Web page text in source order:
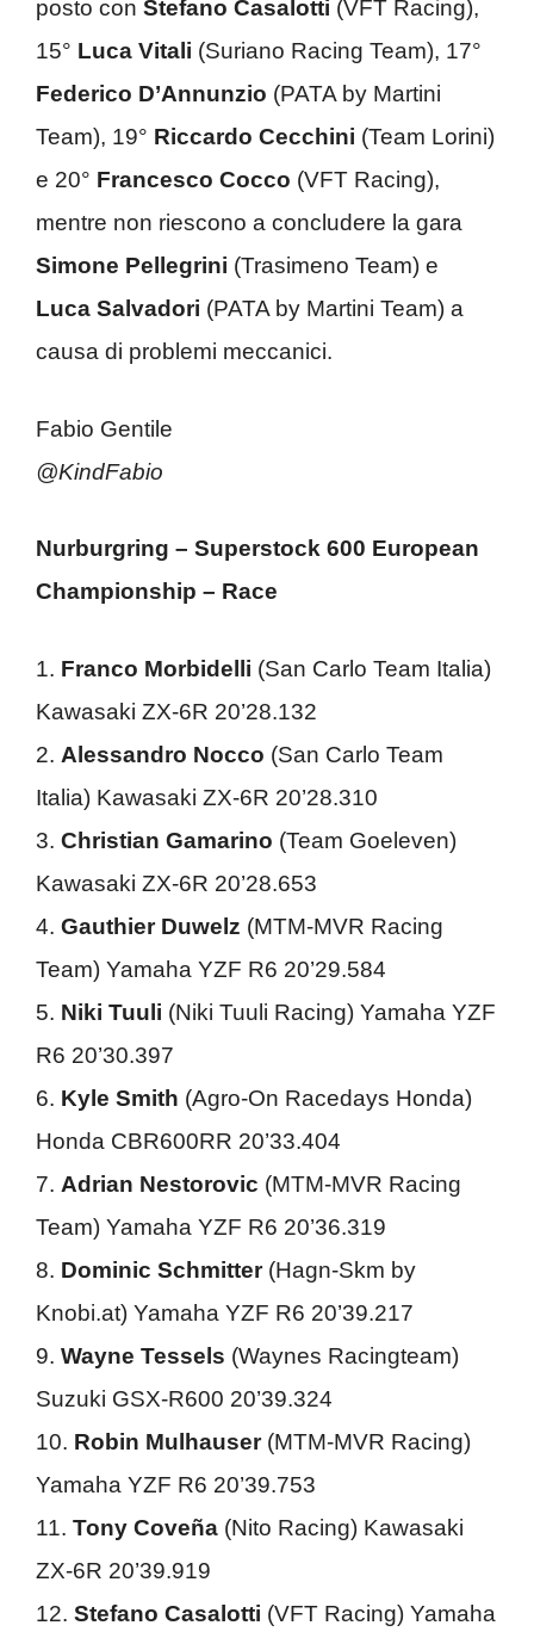
posto con Stefano Casalotti (VFT Racing),
15° Luca Vitali (Suriano Racing Team), 17°
Federico D’Annunzio (PATA by Martini
Team), 19° Riccardo Cecchini (Team Lorini)
e 20° Francesco Cocco (VFT Racing),
mentre non riescono a concludere la gara
Simone Pellegrini (Trasimeno Team) e
Luca Salvadori (PATA by Martini Team) a
causa di problemi meccanici.
Fabio Gentile
@KindFabio
Nurburgring – Superstock 600 European
Championship – Race
1. Franco Morbidelli (San Carlo Team Italia)
Kawasaki ZX-6R 20’28.132
2. Alessandro Nocco (San Carlo Team
Italia) Kawasaki ZX-6R 20’28.310
3. Christian Gamarino (Team Goeleven)
Kawasaki ZX-6R 20’28.653
4. Gauthier Duwelz (MTM-MVR Racing
Team) Yamaha YZF R6 20’29.584
5. Niki Tuuli (Niki Tuuli Racing) Yamaha YZF
R6 20’30.397
6. Kyle Smith (Agro-On Racedays Honda)
Honda CBR600RR 20’33.404
7. Adrian Nestorovic (MTM-MVR Racing
Team) Yamaha YZF R6 20’36.319
8. Dominic Schmitter (Hagn-Skm by
Knobi.at) Yamaha YZF R6 20’39.217
9. Wayne Tessels (Waynes Racingteam)
Suzuki GSX-R600 20’39.324
10. Robin Mulhauser (MTM-MVR Racing)
Yamaha YZF R6 20’39.753
11. Tony Coveña (Nito Racing) Kawasaki
ZX-6R 20’39.919
12. Stefano Casalotti (VFT Racing) Yamaha